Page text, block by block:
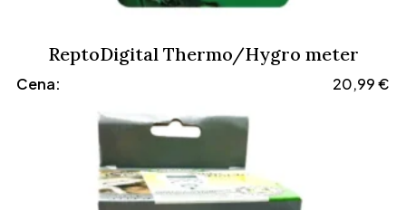
ReptoDigital Thermo/Hygro meter
Cena: 20,99€